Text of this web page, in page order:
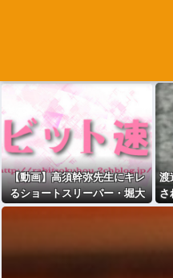
【動画】高須幹弥先生にキレ
るショートスリーパー・堀大
輔氏が怖いと話題にｗｗｗｗ
渡
さ